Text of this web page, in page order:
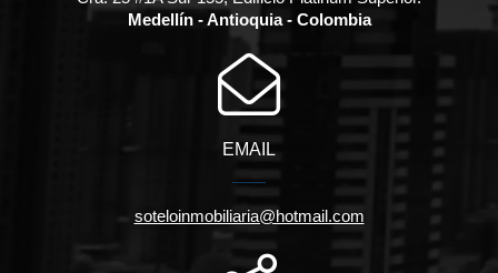
Medellín - Antioquia - Colombia
EMAIL
soteloinmobiliaria@hotmail.com